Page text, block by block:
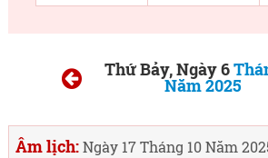
Thứ Bảy, Ngày 6
Năm 2025
Âm lịch:Ngày 17 Tháng 10 Năm